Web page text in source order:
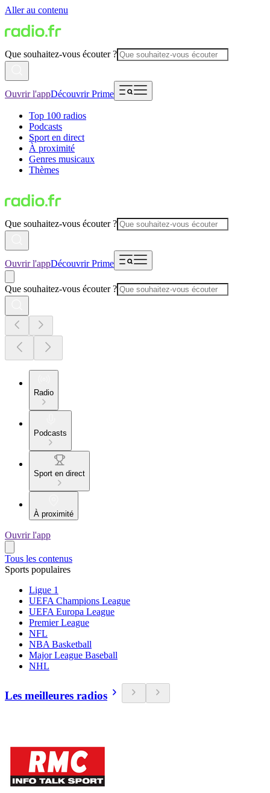
Aller au contenu
Que souhaitez-vous écouter ?
Ouvrir l'appDécouvrir Prime
Top 100 radios
Podcasts
Sport en direct
À proximité
Genres musicaux
Thèmes
Que souhaitez-vous écouter ?
Ouvrir l'appDécouvrir Prime
Que souhaitez-vous écouter ?
Radio
Podcasts
Sport en direct
À proximité
Ouvrir l'app
Tous les contenus
Sports populaires
Ligue 1
UEFA Champions League
UEFA Europa League
Premier League
NFL
NBA Basketball
Major League Baseball
NHL
Les meilleures radios